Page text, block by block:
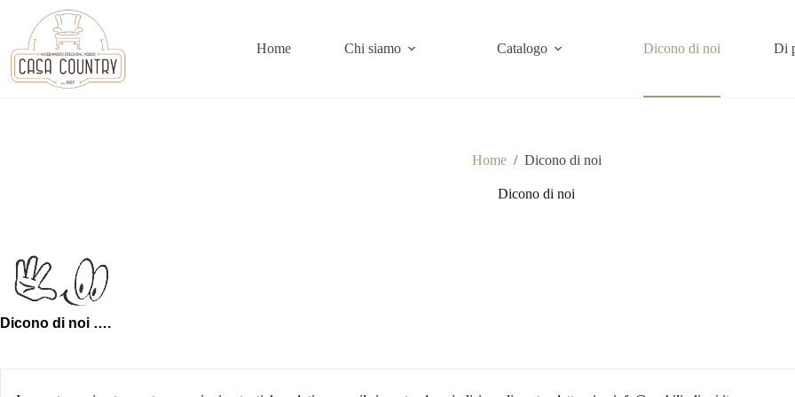
contenuto
Home Chi siamo Catalogo Dicono di noi Di
Home / Dicono di noi
Dicono di noi
Dicono di noi ….